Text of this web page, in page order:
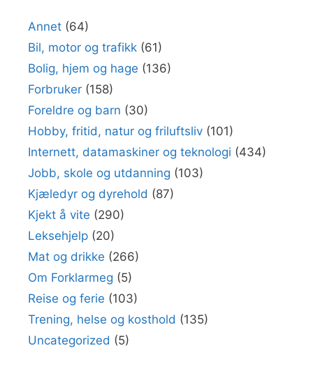
Annet (64)
Bil, motor og trafikk (61)
Bolig, hjem og hage (136)
Forbruker (158)
Foreldre og barn (30)
Hobby, fritid, natur og friluftsliv (101)
Internett, datamaskiner og teknologi (434)
Jobb, skole og utdanning (103)
Kjæledyr og dyrehold (87)
Kjekt å vite (290)
Leksehjelp (20)
Mat og drikke (266)
Om Forklarmeg (5)
Reise og ferie (103)
Trening, helse og kosthold (135)
Uncategorized (5)